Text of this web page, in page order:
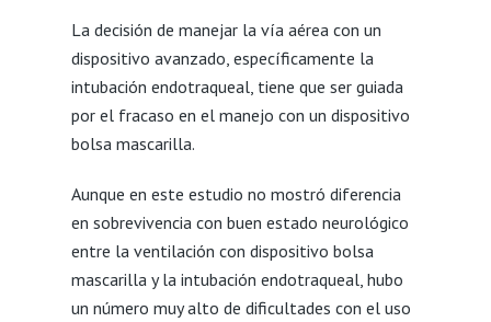
La decisión de manejar la vía aérea con un
dispositivo avanzado, específicamente la
intubación endotraqueal, tiene que ser guiada
por el fracaso en el manejo con un dispositivo
bolsa mascarilla.
Aunque en este estudio no mostró diferencia
en sobrevivencia con buen estado neurológico
entre la ventilación con dispositivo bolsa
mascarilla y la intubación endotraqueal, hubo
un número muy alto de dificultades con el uso